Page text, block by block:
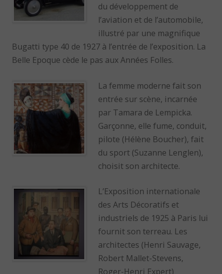
du développement de
l’aviation et de l’automobile,
illustré par une magnifique
Bugatti type 40 de 1927 à l’entrée de l’exposition. La
Belle Epoque cède le pas aux Années Folles.
La femme moderne fait son
entrée sur scène, incarnée
par Tamara de Lempicka.
Garçonne, elle fume, conduit,
pilote (Hélène Boucher), fait
du sport (Suzanne Lenglen),
choisit son architecte.
L’Exposition internationale
des Arts Décoratifs et
industriels de 1925 à Paris lui
fournit son terreau. Les
architectes (Henri Sauvage,
Robert Mallet-Stevens,
Roger-Henri Expert)